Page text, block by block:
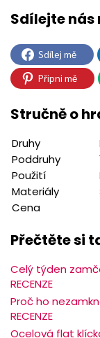
Sdílej mě
Připni mě
Stručně o
Druhy
Poddruhy
Použití
Materiály
Cena
Přečtěte si
Celý týden
RECENZE
Proč ho
RECENZE
Ocelová flat